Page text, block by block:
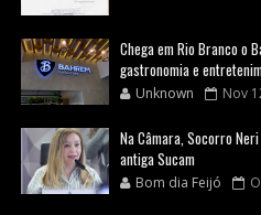
Chega em Rio Branco o
gastronomia e
Unknown Nov
Na Câmara, Socorro
antiga Sucam
Bom dia Feijó